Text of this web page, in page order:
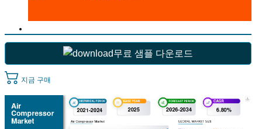
무료 샘플 다운로드
지금 구매